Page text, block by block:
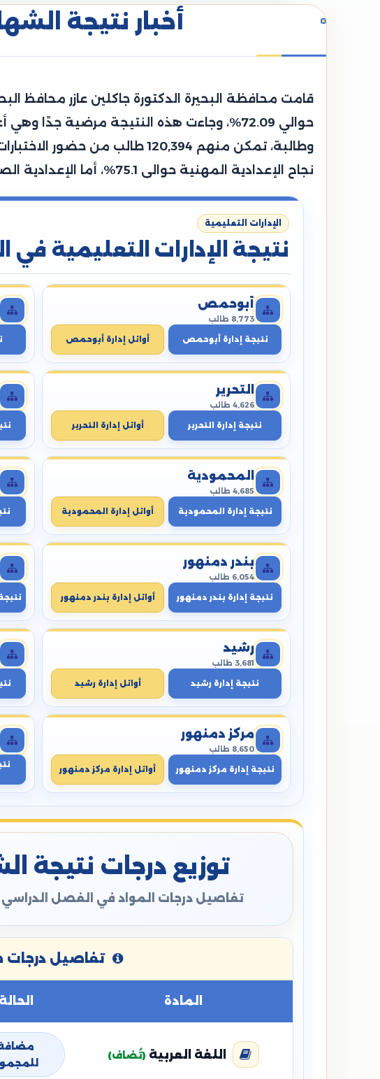
أخبار نتيجة
نجاح الإعدادية المهنية حوالى 75.1%، أما الإعدادية الصم وضعاف السمع حوالي 88.5%، بينما سجلت إعدادية المكفوفين نسبة 88.9%.
الإدارات التعليمية
نتيجة الإدارات التعليمية في
أبوحمص
8,773 طالب
نتيجة إدارة أبوحمص أوائل إدارة أبوحمص
التحرير
4,626 طالب
نتيجة إدارة التحرير أوائل إدارة التحرير
المحمودية
4,685 طالب
نتيجة إدارة المحمودية أوائل إدارة المحمودية
بندر دمنهور
6,054 طالب
نتيجة إدارة بندر دمنهور أوائل إدارة بندر دمنهور
رشيد
3,681 طالب
نتيجة إدارة رشيد أوائل إدارة رشيد
مركز دمنهور
8,650 طالب
نتيجة إدارة مركز دمنهور أوائل إدارة مركز دمنهور
توزيع درجات نتيجة
تفاصيل درجات المواد في الفصل الدراسي
تفاصيل درجات
المادة الحالة
اللغة العربية (تُضاف)